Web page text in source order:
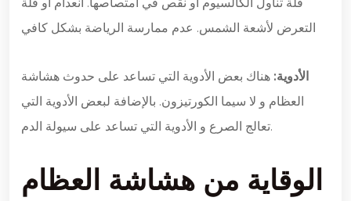
التعرض لأشعة الشمس. عدم ممارسة الرياضة بشكل كافي
الأدوية: هناك بعض الأدوية التي تساعد على حدوث هشاشة
العظام و لا سيما الكورتيزون. بالإضافة لبعض الأدوية التي
تعالج الصرع و الأدوية التي تساعد على سيولة الدم.
الوقاية من هشاشة العظام